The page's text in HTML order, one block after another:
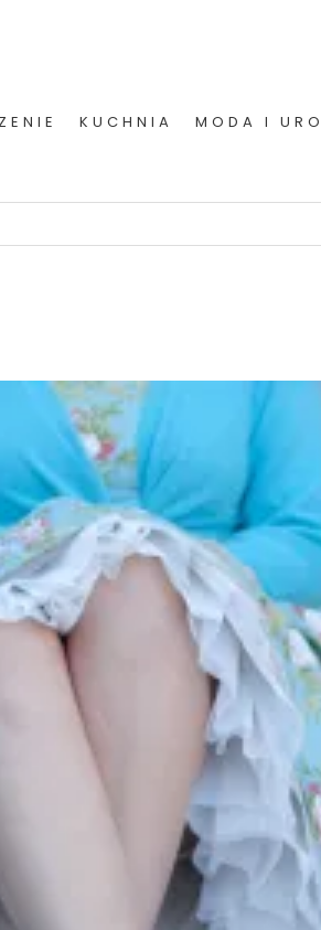
KUCHNIA MODA I